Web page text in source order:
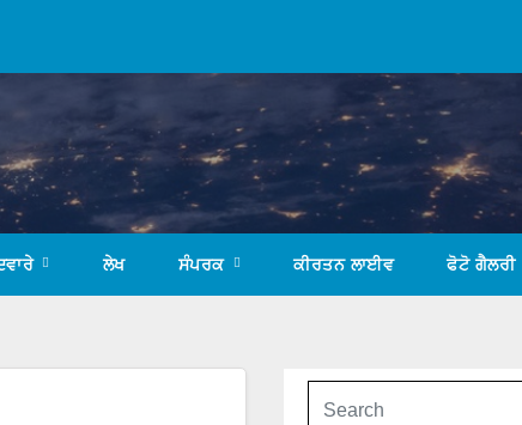
ਲੇਖ ਸੰਪਰਕ ਕੀਰਤਨ ਲਾਈਵ ਫੋਟੋ ਗੈਲਰੀ